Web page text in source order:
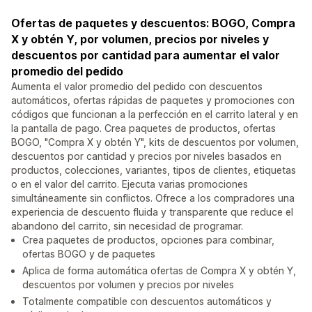
Ofertas de paquetes y descuentos: BOGO, Compra
X y obtén Y, por volumen, precios por niveles y
descuentos por cantidad para aumentar el valor
promedio del pedido
Aumenta el valor promedio del pedido con descuentos
automáticos, ofertas rápidas de paquetes y promociones con
códigos que funcionan a la perfección en el carrito lateral y en
la pantalla de pago. Crea paquetes de productos, ofertas
BOGO, "Compra X y obtén Y", kits de descuentos por volumen,
descuentos por cantidad y precios por niveles basados en
productos, colecciones, variantes, tipos de clientes, etiquetas
o en el valor del carrito. Ejecuta varias promociones
simultáneamente sin conflictos. Ofrece a los compradores una
experiencia de descuento fluida y transparente que reduce el
abandono del carrito, sin necesidad de programar.
Crea paquetes de productos, opciones para combinar,
ofertas BOGO y de paquetes
Aplica de forma automática ofertas de Compra X y obtén Y,
descuentos por volumen y precios por niveles
Totalmente compatible con descuentos automáticos y